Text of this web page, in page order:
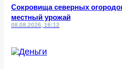
Сокровища северных
местный урожай
08.08.2026, 16:12